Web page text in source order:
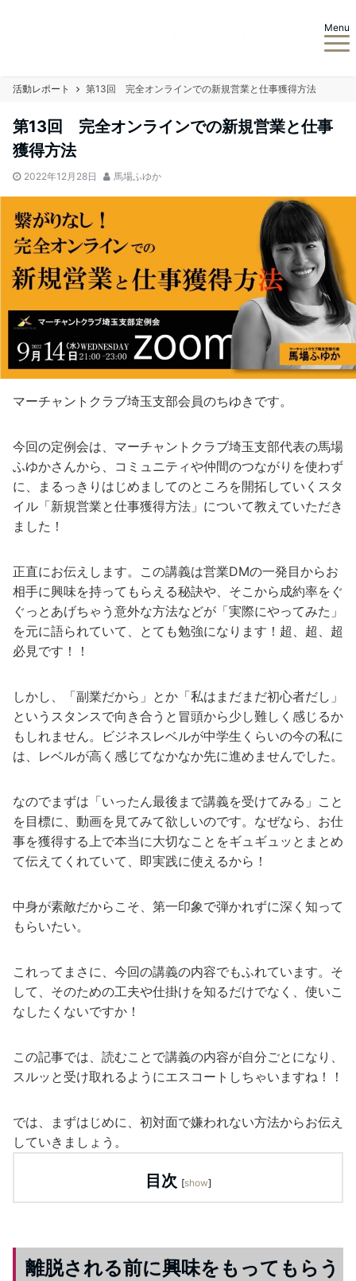
Menu
活動レポート 第13回 完全オンラインでの新規営業と仕事獲得方法
第13回 完全オンラインでの新規営業と仕事
獲得方法
2022年12月28日 馬場ふゆか
マーチャントクラブ埼玉支部会員のちゆきです。
今回の定例会は、マーチャントクラブ埼玉支部代表の馬場
ふゆかさんから、コミュニティや仲間のつながりを使わず
に、まるっきりはじめましてのところを開拓していくスタ
イル「新規営業と仕事獲得方法」について教えていただき
ました！
正直にお伝えします。この講義は営業DMの一発目からお
相手に興味を持ってもらえる秘訣や、そこから成約率をぐ
ぐっとあげちゃう意外な方法などが「実際にやってみた」
を元に語られていて、とても勉強になります！超、超、超
必見です！！
しかし、「副業だから」とか「私はまだまだ初心者だし」
というスタンスで向き合うと冒頭から少し難しく感じるか
もしれません。ビジネスレベルが中学生くらいの今の私に
は、レベルが高く感じてなかなか先に進めませんでした。
なのでまずは「いったん最後まで講義を受けてみる」こと
を目標に、動画を見てみて欲しいのです。なぜなら、お仕
事を獲得する上で本当に大切なことをギュギュッとまとめ
て伝えてくれていて、即実践に使えるから！
中身が素敵だからこそ、第一印象で弾かれずに深く知って
もらいたい。
これってまさに、今回の講義の内容でもふれています。そ
して、そのための工夫や仕掛けを知るだけでなく、使いこ
なしたくないですか！
この記事では、読むことで講義の内容が自分ごとになり、
スルッと受け取れるようにエスコートしちゃいますね！！
では、まずはじめに、初対面で嫌われない方法からお伝え
していきましょう。
目次 [show]
離脱される前に興味をもってもらう